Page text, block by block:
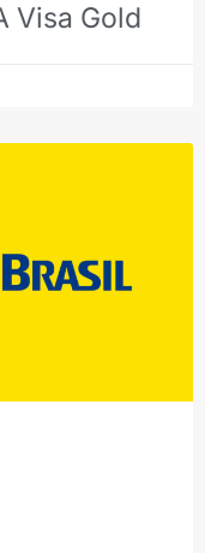
Visa Gold